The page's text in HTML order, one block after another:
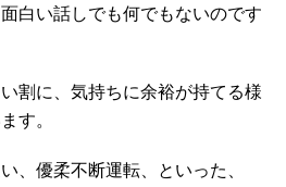
白い話しでも何でもないのです
割に、気持ちに余裕が持てる様
す。
、優柔不断運転、といった、